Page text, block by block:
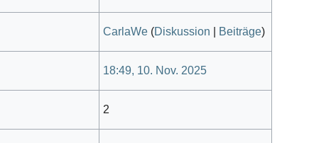
CarlaWe (Diskussion Beiträge)
18:49, 10. Nov. 2025
2